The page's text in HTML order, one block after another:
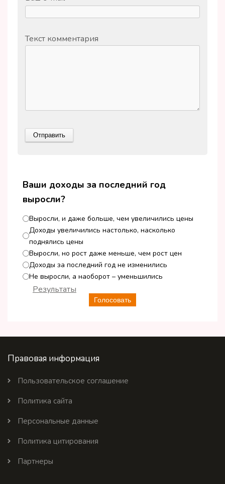
Текст комментария
Ваши доходы за последний год
выросли?
Выросли, и даже больше, чем увеличились цены
Доходы увеличились настолько, насколько
поднялись цены
Выросли, но рост даже меньше, чем рост цен
Доходы за последний год не изменились
Не выросли, а наоборот – уменьшились
Голосовать
Результаты
Правовая информация
Пользовательское соглашение
Политика сайта
Персональные данные
Политика цитирования
Партнеры